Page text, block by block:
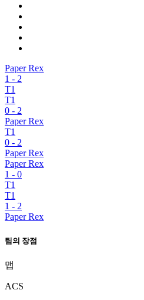
Paper Rex
1 - 2
T1
T1
0 - 2
Paper Rex
T1
0 - 2
Paper Rex
Paper Rex
1 - 0
T1
T1
1 - 2
Paper Rex
팀의 장점
맵
ACS